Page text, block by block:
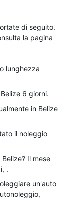
di seguito.
la pagina
lunghezza
6 giorni.
in Belize
il noleggio
Il mese
.
un'auto